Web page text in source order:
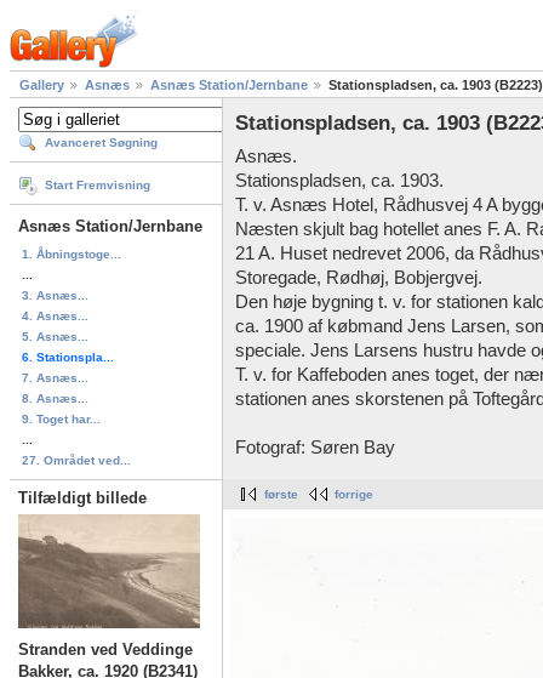
Gallery Asnæs Asnæs Station/Jernbane Stationspladsen, ca. 1903 (B2223)
Avanceret Søgning
Start Fremvisning
Asnæs Station/Jernbane
1. Åbningstoge...
3. Asnæs...
4. Asnæs...
5. Asnæs...
6. Stationspla...
7. Asnæs...
8. Asnæs...
9. Toget har...
27. Området ved...
Tilfældigt billede
Stranden ved Veddinge
Bakker, ca. 1920 (B2341)
Stationspladsen, ca. 1903
Asnæs.
Stationspladsen, ca. 1903.
T. v. Asnæs Hotel, Rådhusvej 4 A
Næsten skjult bag hotellet anes F. A.
21 A. Huset nedrevet 2006, da
Storegade, Rødhøj, Bobjergvej.
Den høje bygning t. v. for stationen
ca. 1900 af købmand Jens Larsen,
speciale. Jens Larsens hustru havde
T. v. for Kaffeboden anes toget, der
stationen anes skorstenen på
Fotograf: Søren Bay
første forrige